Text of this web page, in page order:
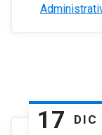
17 DIC